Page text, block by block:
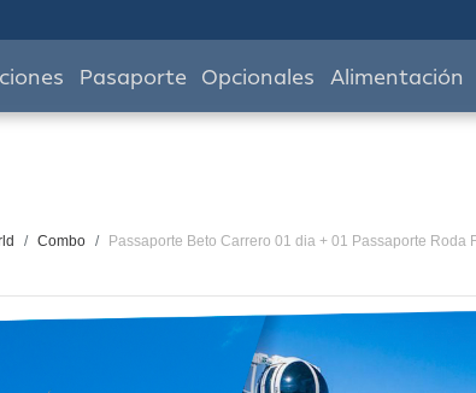
Pasaporte Opcionales Alimentación
Combo Passaporte Beto Carrero 01 dia + 01 Passaporte Roda